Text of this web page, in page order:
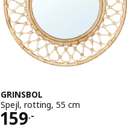
GRINSBOL
Spejl, rotting, 55 cm
159.-
Pris 159.-